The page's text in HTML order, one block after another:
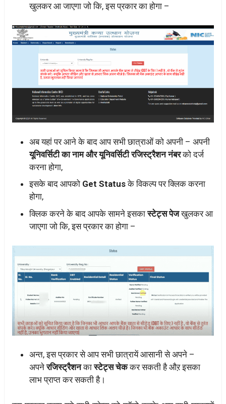
खुलकर आ जाएगा जो कि, इस प्रकार का होगा –
अब यहां पर आने के बाद आप सभी छात्राओं को अपनी – अपनी
यूनिवर्सिटी का नाम और यूनिवर्सिटी रजिस्ट्रैशन नंबरको दर्ज
करना होगा,
इसके बाद आपको Get Statusके विकल्प पर क्लिक करना
होगा,
क्लिक करने के बाद आपके सामने इसकास्टेट्स पेजखुलकर आ
जाएगा जो कि, इस प्रकार का होगा –
अन्त, इस प्रकार से आप सभी छात्रायें आसानी से अपने –
अपनेरजिस्ट्रैशनकास्टेट्स चेककर सकती है औऱ इसका
लाभ प्राप्त कर सकती है।